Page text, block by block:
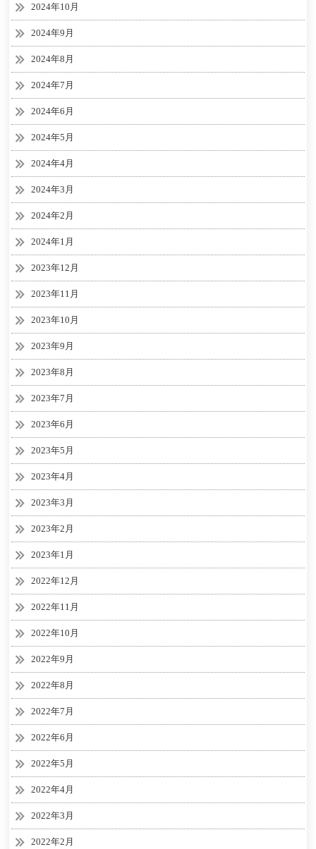
2024年10月
2024年9月
2024年8月
2024年7月
2024年6月
2024年5月
2024年4月
2024年3月
2024年2月
2024年1月
2023年12月
2023年11月
2023年10月
2023年9月
2023年8月
2023年7月
2023年6月
2023年5月
2023年4月
2023年3月
2023年2月
2023年1月
2022年12月
2022年11月
2022年10月
2022年9月
2022年8月
2022年7月
2022年6月
2022年5月
2022年4月
2022年3月
2022年2月